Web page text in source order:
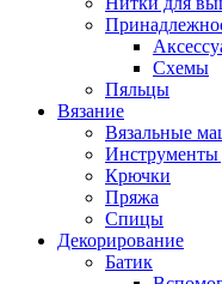
Схемы
Пяльцы
Вязание
Вязальные
Инструменты
Крючки
Пряжа
Спицы
Декорирование
Батик